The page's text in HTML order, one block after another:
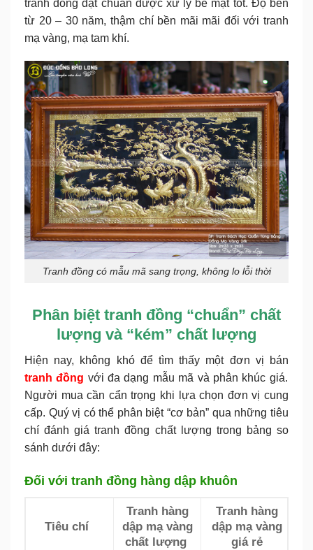
tranh đồng đạt chuẩn được xử lý bề mặt tốt. Độ bền
từ 20 – 30 năm, thậm chí bền mãi mãi đối với tranh
mạ vàng, mạ tam khí.
Tranh đồng có mẫu mã sang trọng, không lo lỗi thời
Phân biệt tranh đồng “chuẩn” chất
lượng và “kém” chất lượng
Hiện nay, không khó để tìm thấy một đơn vị bán
tranh đồng với đa dạng mẫu mã và phân khúc giá.
Người mua cần cẩn trọng khi lựa chọn đơn vị cung
cấp. Quý vị có thể phân biệt “cơ bản” qua những tiêu
chí đánh giá tranh đồng chất lượng trong bảng so
sánh dưới đây:
Đối với tranh đồng hàng dập khuôn
Tiêu chí
Tranh hàng
dập mạ vàng
chất lượng
Tranh hàng
dập mạ vàng
giá rẻ